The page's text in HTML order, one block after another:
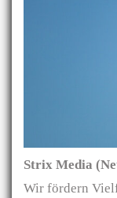
Strix Media
Wir fördern